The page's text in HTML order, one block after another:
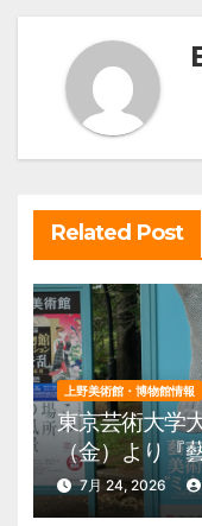
ゲ
ー
シ
ョ
ン
Related Post
上野美術館・博物館情報
東京芸術大学
（金）より『
の夏、藝大生
園 美術館・
7月 24, 2026